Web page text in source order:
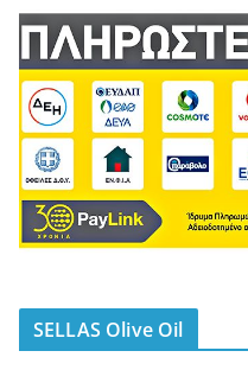
SELLAS Olive Oil